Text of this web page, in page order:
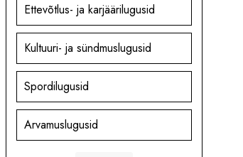
Ettevõtlus- ja karjäärilugusid
Kultuuri- ja sündmuslugusid
Spordilugusid
Arvamuslugusid